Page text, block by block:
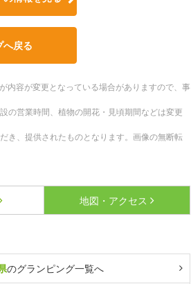
へ戻る
容が変更となっている場合がありますので、事
の営業時間、植物の開花・見頃期間などは変更
き、提供されたものとなります。画像の無断転
地図・アクセス
のグランピング一覧へ